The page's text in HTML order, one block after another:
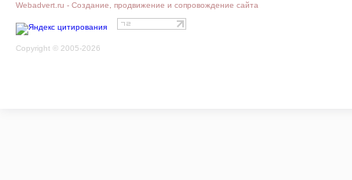
Webadvert.ru - Создание, продвижение и сопровождение сайта
Copyright © 2005-2026